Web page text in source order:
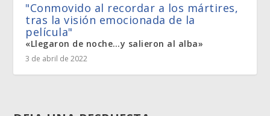
"Conmovido al recordar a los mártires,
tras la visión emocionada de la
película"
«Llegaron de noche…y salieron al alba»
3 de abril de 2022